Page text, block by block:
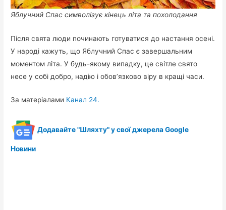
Яблучний Спас символізує кінець літа та похолодання
Після свята люди починають готуватися до настання осені.
У народі кажуть, що Яблучний Спас є завершальним
моментом літа. У будь-якому випадку, це світле свято
несе у собі добро, надію і обов’язково віру в кращі часи.
За матеріалами Канал 24.
Додавайте "Шляхту" у свої джерела Google
Новини